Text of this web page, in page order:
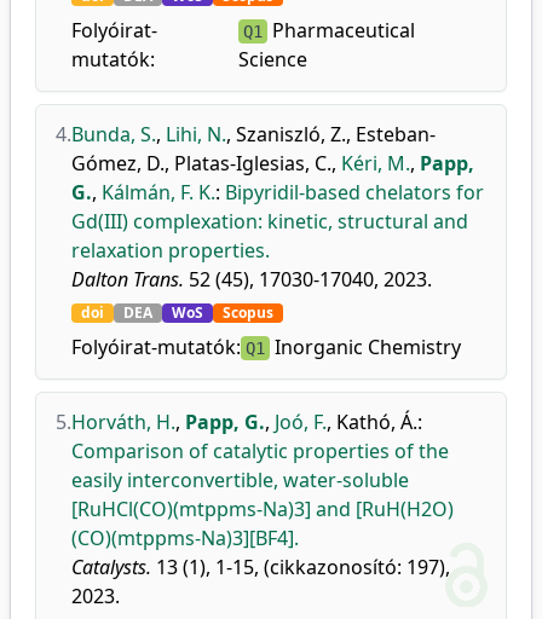
Folyóirat-
mutatók:
Q1
Pharmaceutical
Science
4.Bunda, S., Lihi, N., Szaniszló, Z., Esteban-
Gómez, D., Platas-Iglesias, C., Kéri, M., Papp,
G., Kálmán, F. K.: Bipyridil-based chelators for
Gd(III) complexation: kinetic, structural and
relaxation properties.
Dalton Trans. 52 (45), 17030-17040, 2023.
doi DEA WoS Scopus
Folyóirat-mutatók: Q1 Inorganic Chemistry
5.Horváth, H., Papp, G., Joó, F., Kathó, Á.:
Comparison of catalytic properties of the
easily interconvertible, water-soluble
[RuHCl(CO)(mtppms-Na)3] and [RuH(H2O)
(CO)(mtppms-Na)3][BF4].
Catalysts. 13 (1), 1-15, (cikkazonosító: 197),
2023.